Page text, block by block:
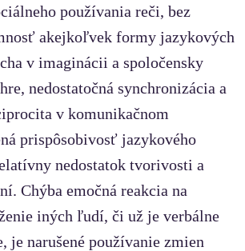
používania reči, bez
akejkoľvek formy jazykových
v imaginácii a spoločensky
nedostatočná synchronizácia a
v komunikačnom
prispôsobivosť jazykového
nedostatok tvorivosti a
Chýba emočná reakcia na
iných ľudí, či už je verbálne
je narušené používanie zmien